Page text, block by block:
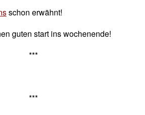
schon erwähnt!
guten start ins wochenende!
***
***